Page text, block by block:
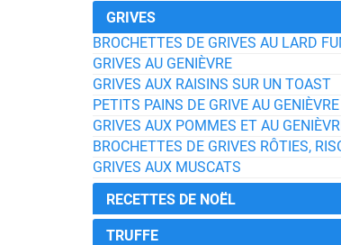
GRIVES
BROCHETTES DE GRIVES AU LARD
GRIVES AU GENIÈVRE
GRIVES AUX RAISINS SUR UN TOAST
PETITS PAINS DE GRIVE AU
GRIVES AUX POMMES ET AU
BROCHETTES DE GRIVES RÔTIES,
GRIVES AUX MUSCATS
RECETTES DE NOËL
TRUFFE